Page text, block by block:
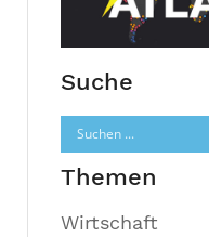
Suche
Themen
Wirtschaft